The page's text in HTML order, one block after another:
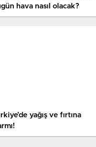
hava nasıl olacak?
yağış ve fırtına